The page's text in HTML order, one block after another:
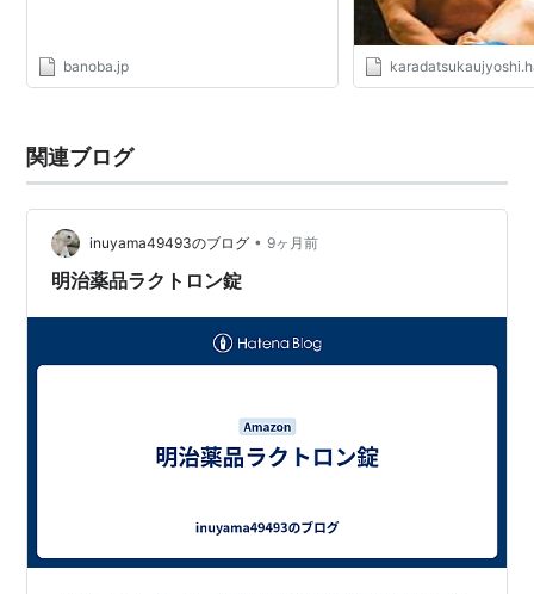
banoba.jp
関連ブログ
inuyama49493のブログ • 9ヶ月前
明治薬品ラクトロン錠